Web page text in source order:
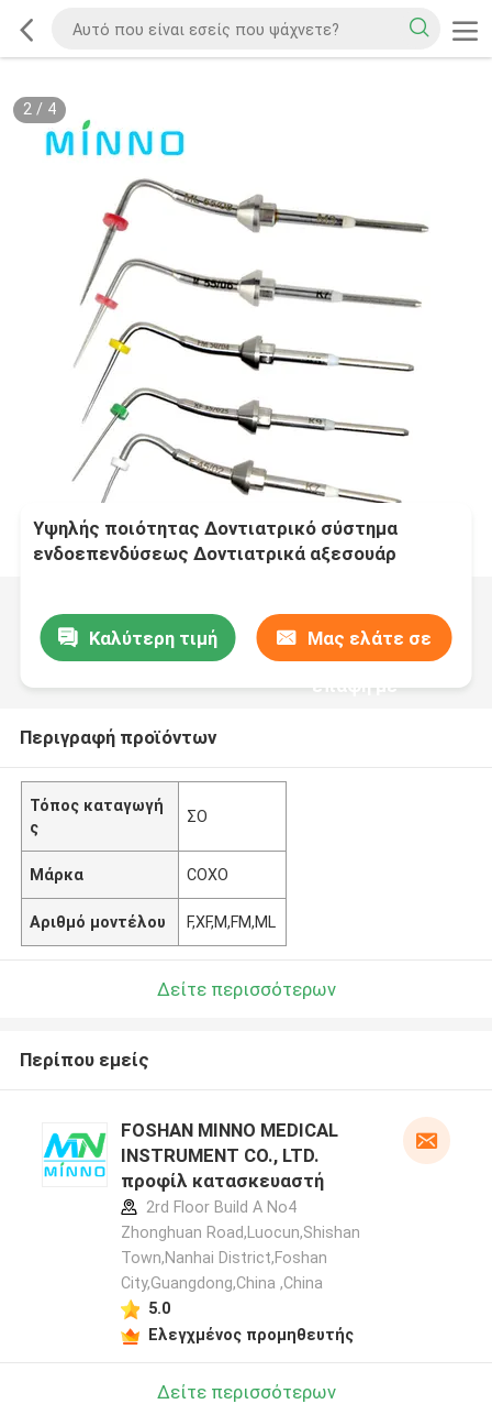
2/ 4
Υψηλής ποιότητας Δοντιατρικό σύστημα
ενδοεπενδύσεως Δοντιατρικά αξεσουάρ
επενδύσεως 4 τεμάχια
Καλύτερη τιμή Μας ελάτε σε
επαφή με
Περιγραφή προϊόντων
Τόπος καταγωγή
ς
ΣΟ
Μάρκα COXO
Αριθμό μοντέλου F,XF,M,FM,ML
Δείτε περισσότερων
Περίπου εμείς
FOSHAN MINNO MEDICAL
INSTRUMENT CO., LTD.
προφίλ κατασκευαστή
2rd Floor Build A No4
Zhonghuan Road,Luocun,Shishan
Town,Nanhai District,Foshan
City,Guangdong,China ,China
5.0
Ελεγχμένος προμηθευτής
Δείτε περισσότερων